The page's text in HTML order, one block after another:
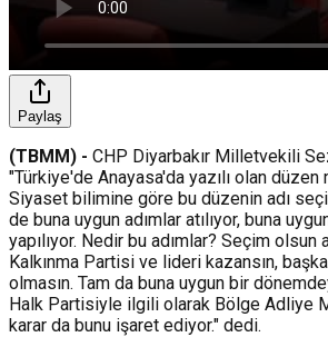
Paylaş
(TBMM) - CHP Diyarbakır Milletvekili
"Türkiye'de Anayasa'da yazılı olan
Siyaset bilimine göre bu düzenin adı
de buna uygun adımlar atılıyor, buna
yapılıyor. Nedir bu adımlar? Seçim
Kalkınma Partisi ve lideri kazansın,
olmasın. Tam da buna uygun bir
Halk Partisiyle ilgili olarak Bölge Adliye
karar da bunu işaret ediyor." dedi.